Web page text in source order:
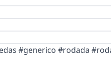
#generico #rodada